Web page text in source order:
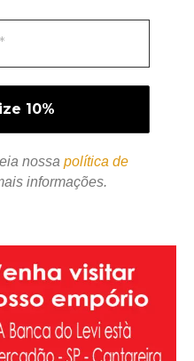
nossa política de
informações.